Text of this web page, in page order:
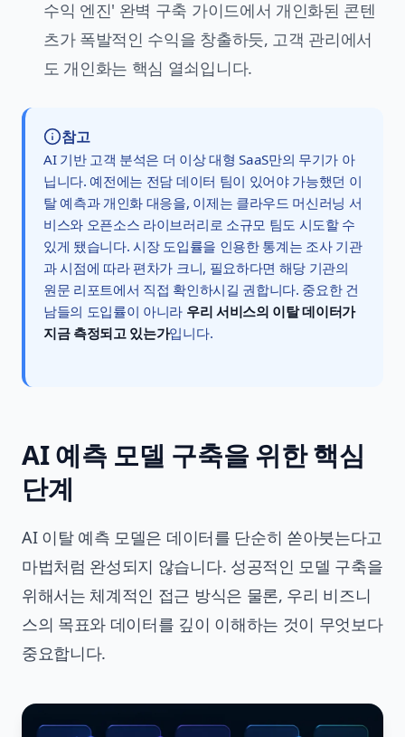
수익 엔진' 완벽 구축 가이드에서 개인화된 콘텐
츠가 폭발적인 수익을 창출하듯, 고객 관리에서
도 개인화는 핵심 열쇠입니다.
참고
AI 기반 고객 분석은 더 이상 대형 SaaS만의 무기가 아
닙니다. 예전에는 전담 데이터 팀이 있어야 가능했던 이
탈 예측과 개인화 대응을, 이제는 클라우드 머신러닝 서
비스와 오픈소스 라이브러리로 소규모 팀도 시도할 수
있게 됐습니다. 시장 도입률을 인용한 통계는 조사 기관
과 시점에 따라 편차가 크니, 필요하다면 해당 기관의
원문 리포트에서 직접 확인하시길 권합니다. 중요한 건
남들의 도입률이 아니라 우리 서비스의 이탈 데이터가
지금 측정되고 있는가입니다.
AI 예측 모델 구축을 위한 핵심
단계
AI 이탈 예측 모델은 데이터를 단순히 쏟아붓는다고
마법처럼 완성되지 않습니다. 성공적인 모델 구축을
위해서는 체계적인 접근 방식은 물론, 우리 비즈니
스의 목표와 데이터를 깊이 이해하는 것이 무엇보다
중요합니다.